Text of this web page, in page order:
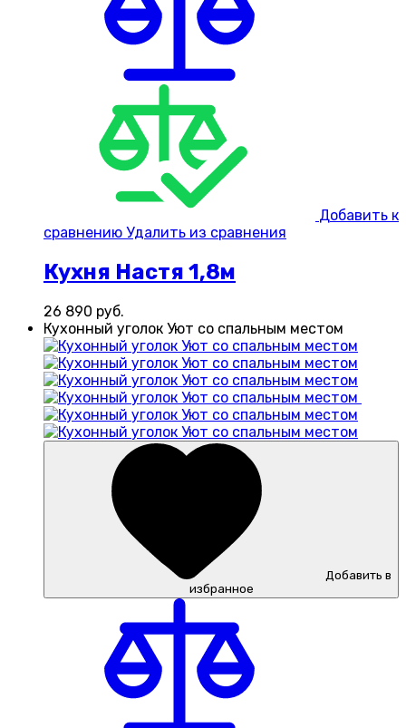
Добавить к
сравнению Удалить из сравнения
Кухня Настя 1,8м
26 890 руб.
Кухонный уголок Уют со спальным местом
Добавить в
избранное